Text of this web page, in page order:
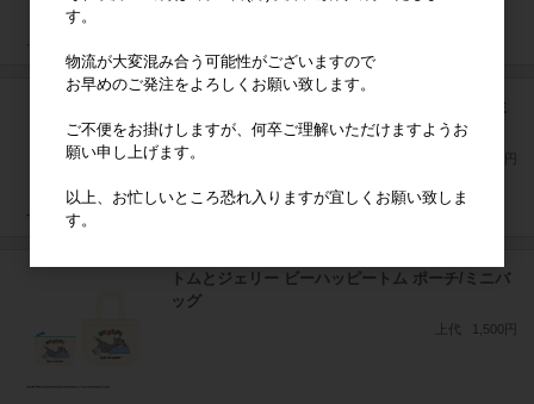
トムとジェリー ビーハッピージェリー ポーチ/ミ
ニバッグ
1,500円
トムとジェリー ビーハッピートム ポーチ/ミニバ
ッグ
上代 1,500円
す。
物流が大変混み合う可能性がございますので
お早めのご発注をよろしくお願い致します。
ご不便をお掛けしますが、何卒ご理解いただけますようお
願い申し上げます。
以上、お忙しいところ恐れ入りますが宜しくお願い致しま
す。